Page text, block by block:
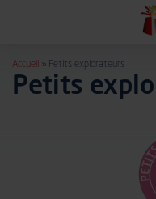
Accueil » Petits explorateurs
Petits